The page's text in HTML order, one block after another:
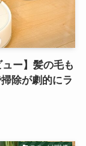
ー】髪の毛も
除が劇的にラ